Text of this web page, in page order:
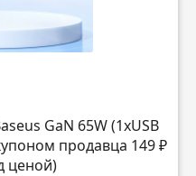
GaN 65W (1xUSB
продавца 149 ₽
ценой)